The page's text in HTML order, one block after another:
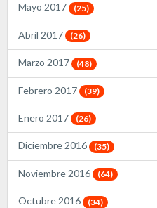
Mayo 2017 (25)
Abril 2017 (26)
Marzo 2017 (48)
Febrero 2017 (39)
Enero 2017 (26)
Diciembre 2016 (35)
Noviembre 2016 (64)
Octubre 2016 (34)